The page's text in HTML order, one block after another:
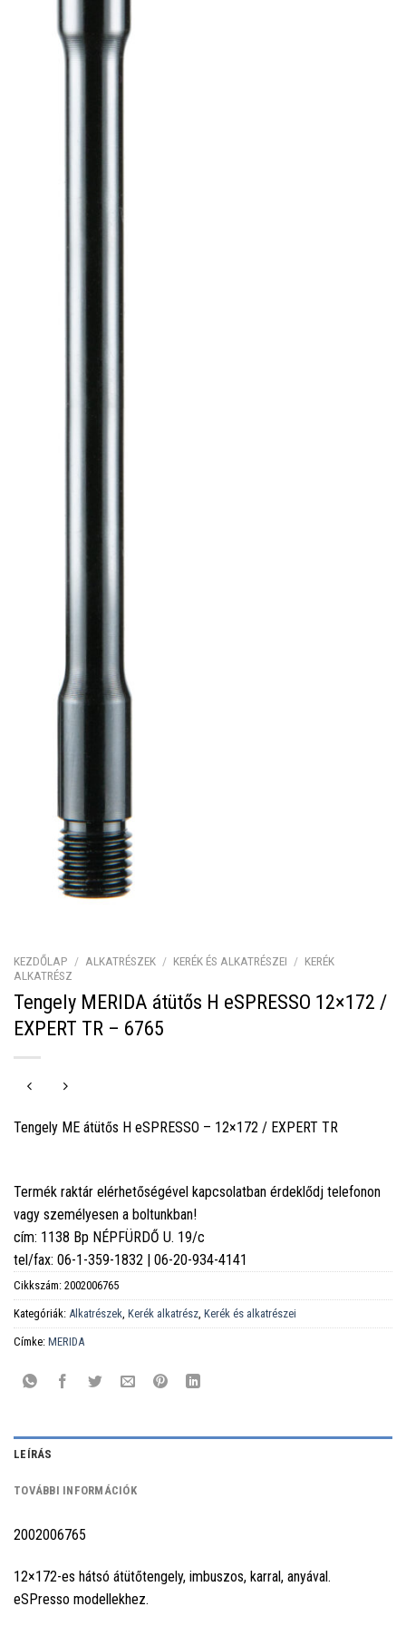
KEZDŐLAP / ALKATRÉSZEK / KERÉK ÉS ALKATRÉSZEI / KERÉK
ALKATRÉSZ
Tengely MERIDA átütős H eSPRESSO 12×172 /
EXPERT TR – 6765
Tengely ME átütős H eSPRESSO – 12×172 / EXPERT TR
Termék raktár elérhetőségével kapcsolatban érdeklődj telefonon
vagy személyesen a boltunkban!
cím: 1138 Bp NÉPFÜRDŐ U. 19/c
tel/fax: 06-1-359-1832 | 06-20-934-4141
Cikkszám: 2002006765
Kategóriák: Alkatrészek, Kerék alkatrész, Kerék és alkatrészei
Címke: MERIDA
LEÍRÁS
TOVÁBBI INFORMÁCIÓK
2002006765
12×172-es hátsó átütőtengely, imbuszos, karral, anyával.
eSPresso modellekhez.